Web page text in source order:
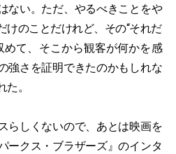
ない。ただ、やるべきことをや
けのことだけれど、その“それだ
めて、そこから観客が何かを感
強さを証明できたのかもしれな
。
らしくないので、あとは映画を
ークス・ブラザーズ』のインタ